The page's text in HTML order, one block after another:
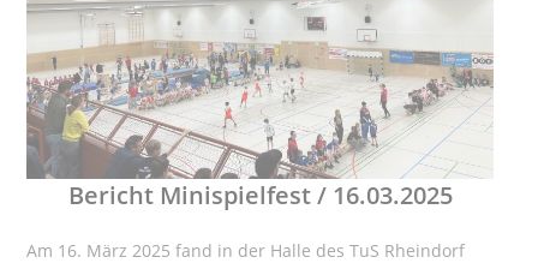
Bericht Minispielfest / 16.03.2025
Am 16. März 2025 fand in der Halle des TuS Rheindorf